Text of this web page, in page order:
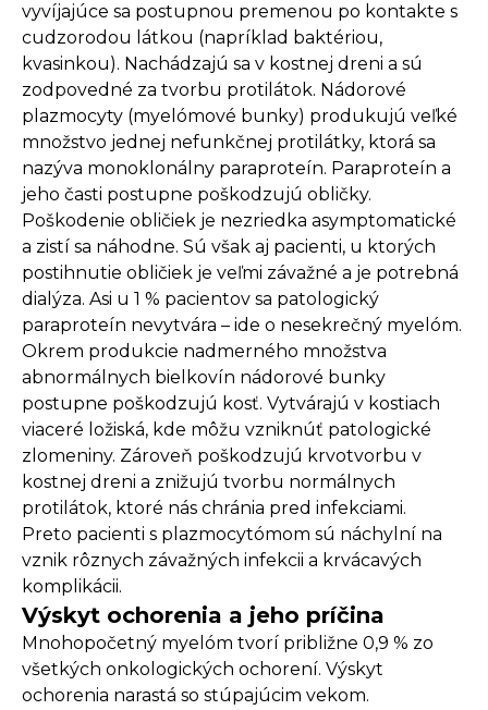
vyvíjajúce sa postupnou premenou po kontakte s
cudzorodou látkou (napríklad baktériou,
kvasinkou). Nachádzajú sa v kostnej dreni a sú
zodpovedné za tvorbu protilátok. Nádorové
plazmocyty (myelómové bunky) produkujú veľké
množstvo jednej nefunkčnej protilátky, ktorá sa
nazýva monoklonálny paraproteín. Paraproteín a
jeho časti postupne poškodzujú obličky.
Poškodenie obličiek je nezriedka asymptomatické
a zistí sa náhodne. Sú však aj pacienti, u ktorých
postihnutie obličiek je veľmi závažné a je potrebná
dialýza. Asi u 1 % pacientov sa patologický
paraproteín nevytvára – ide o nesekrečný myelóm.
Okrem produkcie nadmerného množstva
abnormálnych bielkovín nádorové bunky
postupne poškodzujú kosť. Vytvárajú v kostiach
viaceré ložiská, kde môžu vzniknúť patologické
zlomeniny. Zároveň poškodzujú krvotvorbu v
kostnej dreni a znižujú tvorbu normálnych
protilátok, ktoré nás chránia pred infekciami.
Preto pacienti s plazmocytómom sú náchylní na
vznik rôznych závažných infekcii a krvácavých
komplikácii.
Výskyt ochorenia a jeho príčina
Mnohopočetný myelóm tvorí približne 0,9 % zo
všetkých onkologických ochorení. Výskyt
ochorenia narastá so stúpajúcim vekom.